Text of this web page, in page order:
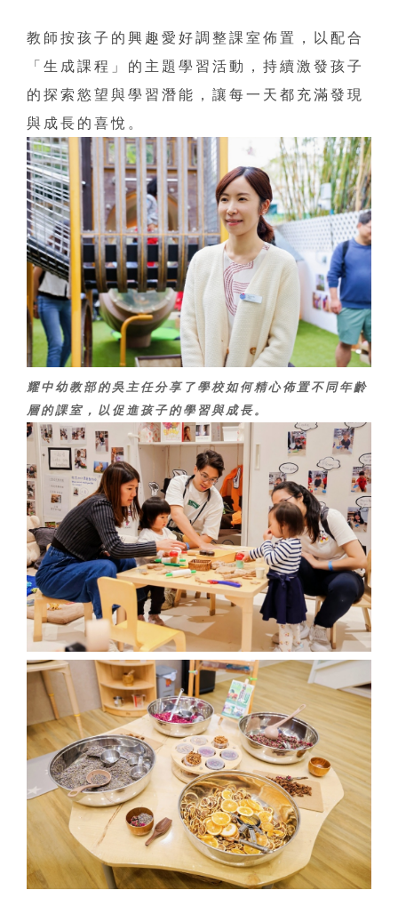
教師按孩子的興趣愛好調整課室佈置，以配合
「生成課程」的主題學習活動，持續激發孩子
的探索慾望與學習潛能，讓每一天都充滿發現
與成長的喜悅。
耀中幼教部的吳主任分享了學校如何精心佈置不同年齡
層的課室，以促進孩子的學習與成長。